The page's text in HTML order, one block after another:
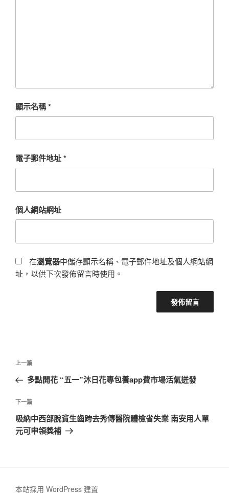
顯示名稱*
電子郵件地址*
個人網站網址
在瀏覽器中儲存顯示名稱、電子郵件地址及個人網站網
址，以供下次發佈留言時使用。
文
導
覽
上
一
文
章
上一篇
多點開花 “五一”沐日花專包養app費市場活氣迸發
下
一
篇
下一篇
吸納中西部脫貧生齒跨去秀傳醫院體檢省失業 南安用人單
元可申領獎補
本站採用 WordPress 建置